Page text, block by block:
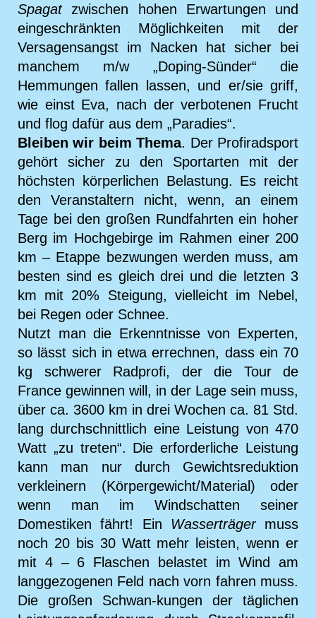
Spagatzwischen hohen Erwartungen und
eingeschränkten Möglichkeiten mit der
Versagensangst im Nacken hat sicher bei
manchem m/w „Doping-Sünder“ die
Hemmungen fallen lassen, und er/sie griff,
wie einst Eva, nach der verbotenen Frucht
und flog dafür aus dem „Paradies“.
Bleiben wir beim Thema. Der Profiradsport
gehört sicher zu den Sportarten mit der
höchsten körperlichen Belastung. Es reicht
den Veranstaltern nicht, wenn, an einem
Tage bei den großen Rundfahrten ein hoher
Berg im Hochgebirge im Rahmen einer 200
km – Etappe bezwungen werden muss, am
besten sind es gleich drei und die letzten 3
km mit 20% Steigung, vielleicht im Nebel,
bei Regen oder Schnee.
Nutzt man die Erkenntnisse von Experten,
so lässt sich in etwa errechnen, dass ein 70
kg schwerer Radprofi, der die Tour de
France gewinnen will, in der Lage sein muss,
über ca. 3600 km in drei Wochen ca. 81 Std.
lang durchschnittlich eine Leistung von 470
Watt „zu treten“. Die erforderliche Leistung
kann man nur durch Gewichtsreduktion
verkleinern (Körpergewicht/Material) oder
wenn man im Windschatten seiner
Domestiken fährt! Ein Wasserträgermuss
noch 20 bis 30 Watt mehr leisten, wenn er
mit 4 – 6 Flaschen belastet im Wind am
langgezogenen Feld nach vorn fahren muss.
Die großen Schwan-kungen der täglichen